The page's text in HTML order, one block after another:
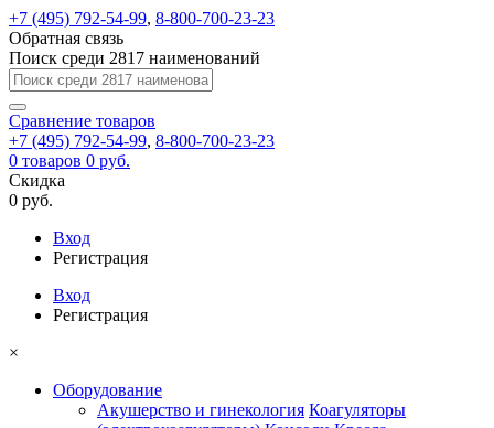
+7 (495) 792-54-99, 8-800-700-23-23
Обратная связь
Поиск среди 2817 наименований
Сравнение товаров
+7 (495) 792-54-99, 8-800-700-23-23
0 товаров 0 руб.
Скидка
0 руб.
Вход
Регистрация
Вход
Регистрация
×
Оборудование
Акушерство и гинекология Коагуляторы